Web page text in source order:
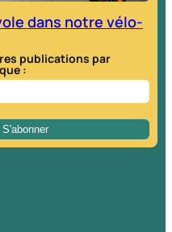
dans notre vélo-
publications par
: